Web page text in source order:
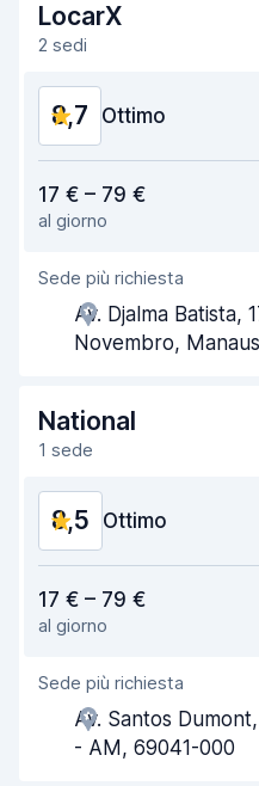
LocarX
2 sedi
8,7 Ottimo
Facile da trovare
Gentilezza degli agenti
Rapidità del ritiro
Pulizia del veicolo
Condizioni dell'auto
17 € – 79 €
al giorno
Sede più richiesta
Av. Djalma Batista,
Novembro,
National
1 sede
8,5 Ottimo
Facile da trovare
Gentilezza degli agenti
Rapidità del ritiro
17 € – 79 €
al giorno
Sede più richiesta
Av. Santos
- AM, 69041-000